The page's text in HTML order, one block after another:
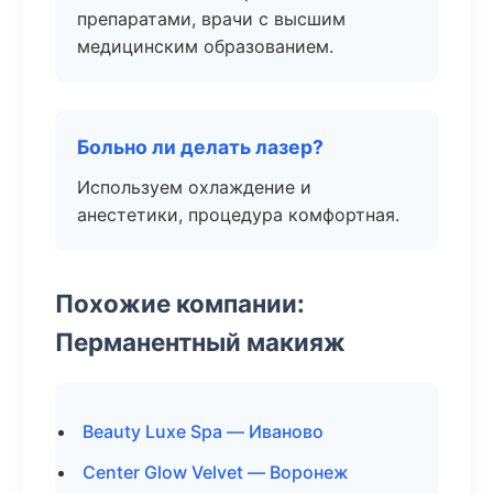
препаратами, врачи с высшим
медицинским образованием.
Больно ли делать лазер?
Используем охлаждение и
анестетики, процедура комфортная.
Похожие компании:
Перманентный макияж
Beauty Luxe Spa — Иваново
Center Glow Velvet — Воронеж